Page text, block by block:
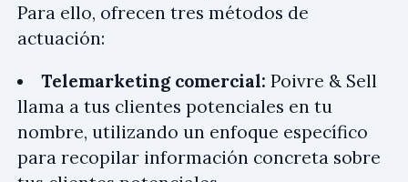
Para ello, ofrecen tres métodos de
actuación:
Telemarketing comercial: Poivre & Sell
llama a tus clientes potenciales en tu
nombre, utilizando un enfoque específico
para recopilar información concreta sobre